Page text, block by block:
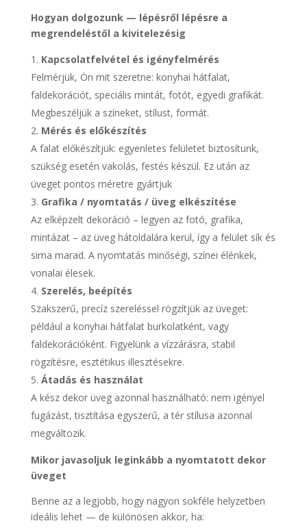
Hogyan dolgozunk — lépésről lépésre a
megrendeléstől a kivitelezésig
Kapcsolatfelvétel és igényfelmérés
Felmérjük, Ön mit szeretne: konyhai hátfalat,
faldekorációt, speciális mintát, fotót, egyedi grafikát.
Megbeszéljük a színeket, stílust, formát.
Mérés és előkészítés
A falat előkészítjük: egyenletes felületet biztosítunk,
szükség esetén vakolás, festés készül. Ez után az
üveget pontos méretre gyártjuk
Grafika / nyomtatás / üveg elkészítése
Az elképzelt dekoráció – legyen az fotó, grafika,
mintázat – az üveg hátoldalára kerül, így a felület sík és
sima marad. A nyomtatás minőségi, színei élénkek,
vonalai élesek.
Szerelés, beépítés
Szakszerű, precíz szereléssel rögzítjük az üveget:
például a konyhai hátfalat burkolatként, vagy
faldekorációként. Figyelünk a vízzárásra, stabil
rögzítésre, esztétikus illesztésekre.
Átadás és használat
A kész dekor üveg azonnal használható: nem igényel
fugázást, tisztítása egyszerű, a tér stílusa azonnal
megváltozik.
Mikor javasoljuk leginkább a nyomtatott dekor
üveget
Benne az a legjobb, hogy nagyon sokféle helyzetben
ideális lehet — de különösen akkor, ha: